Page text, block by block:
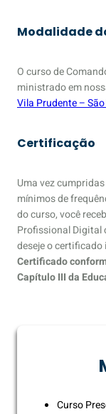
Modalidade
O curso de
ministrado em
Vila Prudente –
Certificação
Uma vez
mínimos de
do curso, você
Profissional Digital
deseje o
Certificado
Capítulo III da
Curso